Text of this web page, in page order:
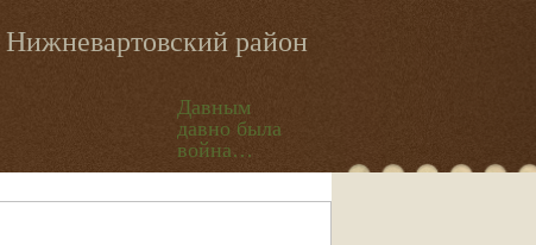
Нижневартовский район
Давным
давно была
война…